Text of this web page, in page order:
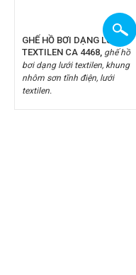
GHẾ HỒ BƠI DẠNG LƯỚI
TEXTILEN CA 4468, ghế hồ
bơi dạng lưới textilen, khung
nhôm sơn tĩnh điện, lưới
textilen.